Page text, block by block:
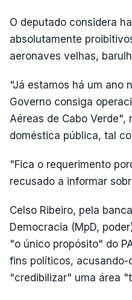
O deputado considera
absolutamente
aeronaves velhas,
"Já estamos há um ano
Governo consiga
Aéreas de Cabo Verde",
doméstica pública, tal
"Fica o requerimento
recusado a informar
Celso Ribeiro, pela
Democracia (MpD,
"o único propósito" do
fins políticos, acusando-
"credibilizar" uma área